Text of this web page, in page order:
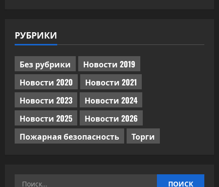
РУБРИКИ
Без рубрики
Новости 2019
Новости 2020
Новости 2021
Новости 2023
Новости 2024
Новости 2025
Новости 2026
Пожарная безопасность
Торги
Найти: